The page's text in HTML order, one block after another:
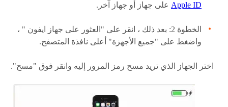
Apple ID على جهاز أو جهاز آخر.
الخطوة 2: بعد ذلك ، انقر على "العثور على جهاز ايفون " ،
واضغط على "جميع الأجهزة" أعلى نافذة المتصفح.
اختر الجهاز الذي تريد مسح رمز المرور إليه وانقر فوق "مسح".